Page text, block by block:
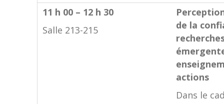
11 h 00 – 12 h 30
Salle 213-215
de la
actions
Dans le